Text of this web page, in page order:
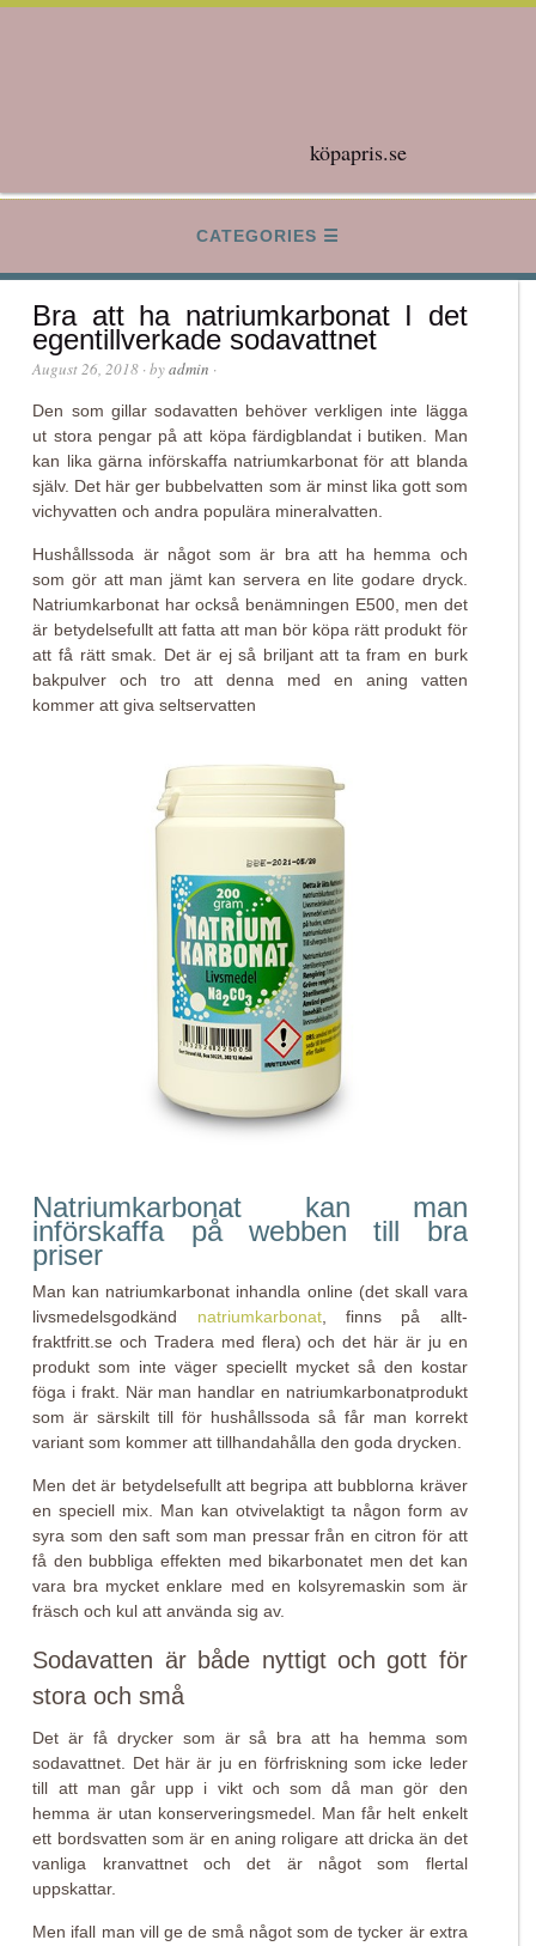
köpapris.se
CATEGORIES
Bra att ha natriumkarbonat I det
egentillverkade sodavattnet
August 26, 2018 · byadmin ·
Den som gillar sodavatten behöver verkligen inte lägga
ut stora pengar på att köpa färdigblandat i butiken. Man
kan lika gärna införskaffa natriumkarbonat för att blanda
själv. Det här ger bubbelvatten som är minst lika gott som
vichyvatten och andra populära mineralvatten.
Hushållssoda är något som är bra att ha hemma och
som gör att man jämt kan servera en lite godare dryck.
Natriumkarbonat har också benämningen E500, men det
är betydelsefullt att fatta att man bör köpa rätt produkt för
att få rätt smak. Det är ej så briljant att ta fram en burk
bakpulver och tro att denna med en aning vatten
kommer att giva seltservatten
Natriumkarbonat kan man
införskaffa på webben till bra
priser
Man kan natriumkarbonat inhandla online (det skall vara
livsmedelsgodkänd natriumkarbonat, finns på allt-
fraktfritt.se och Tradera med flera) och det här är ju en
produkt som inte väger speciellt mycket så den kostar
föga i frakt. När man handlar en natriumkarbonatprodukt
som är särskilt till för hushållssoda så får man korrekt
variant som kommer att tillhandahålla den goda drycken.
Men det är betydelsefullt att begripa att bubblorna kräver
en speciell mix. Man kan otvivelaktigt ta någon form av
syra som den saft som man pressar från en citron för att
få den bubbliga effekten med bikarbonatet men det kan
vara bra mycket enklare med en kolsyremaskin som är
fräsch och kul att använda sig av.
Sodavatten är både nyttigt och gott för
stora och små
Det är få drycker som är så bra att ha hemma som
sodavattnet. Det här är ju en förfriskning som icke leder
till att man går upp i vikt och som då man gör den
hemma är utan konserveringsmedel. Man får helt enkelt
ett bordsvatten som är en aning roligare att dricka än det
vanliga kranvattnet och det är något som flertal
uppskattar.
Men ifall man vill ge de små något som de tycker är extra